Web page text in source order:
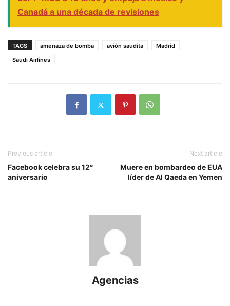
Canadá a una década de revisiones
TAGS amenaza de bomba avión saudita
Madrid
Saudi Airlines
Previous article
Facebook celebra su 12°
aniversario
Next article
Muere en bombardeo de EUA
líder de Al Qaeda en Yemen
Agencias